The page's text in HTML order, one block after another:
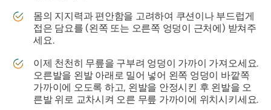
몸의 지지력과 편안함을 고려하여 쿠션이나 부드럽게
접은 담요를 (왼쪽 또는 오른쪽 엉덩이 근처에) 받쳐주
세요.
이제 천천히 무릎을 구부려 엉덩이 가까이 가져오세요.
오른발을 왼발 아래로 밀어 넣어 왼쪽 엉덩이 바깥쪽
가까이에 오도록 하고, 왼발을 안정시킨 후 왼발을 오
른발 위로 교차시켜 오른 무릎 가까이에 위치시키세요.